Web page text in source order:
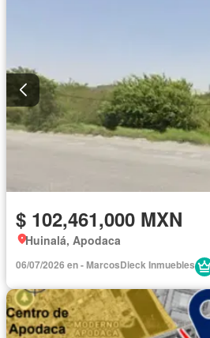
$ 102,461,000 MXN
Huinalá, Apodaca
06/07/2026 en - MarcosDieck Inmuebles